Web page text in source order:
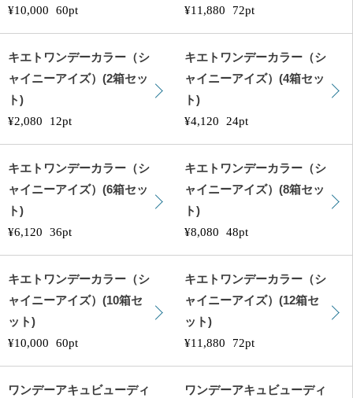
¥10,000 60pt
¥11,880
72pt
キエトワンデーカラー（シ
ャイニーアイズ）(2箱セッ
ト)
¥2,080
12pt
キエトワンデーカラー（シ
ャイニーアイズ）(4箱セッ
ト)
¥4,120
24pt
キエトワンデーカラー（シ
ャイニーアイズ）(6箱セッ
ト)
¥6,120 36pt
キエトワンデーカラー（シ
ャイニーアイズ）(8箱セッ
ト)
¥8,080 48pt
キエトワンデーカラー（シ
ャイニーアイズ）(10箱セ
ット)
¥10,000 60pt
キエトワンデーカラー（シ
ャイニーアイズ）(12箱セ
ット)
¥11,880
72pt
ワンデーアキュビューディ
ワンデーアキュビューディ